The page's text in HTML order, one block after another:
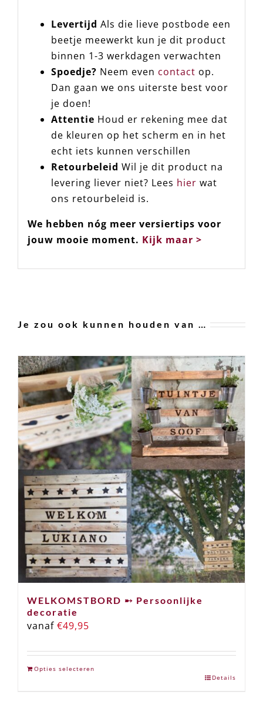
Levertijd Als die lieve postbode een
beetje meewerkt kun je dit product
binnen 1-3 werkdagen verwachten
Spoedje? Neem even contact op.
Dan gaan we ons uiterste best voor
je doen!
Attentie Houd er rekening mee dat
de kleuren op het scherm en in het
echt iets kunnen verschillen
Retourbeleid Wil je dit product na
levering liever niet? Lees hier wat
ons retourbeleid is.
We hebben nóg meer versiertips voor
jouw mooie moment. Kijk maar >
Je zou ook kunnen houden van …
WELKOMSTBORD ➸ Persoonlijke
decoratie
vanaf €49,95
Opties selecteren
Details